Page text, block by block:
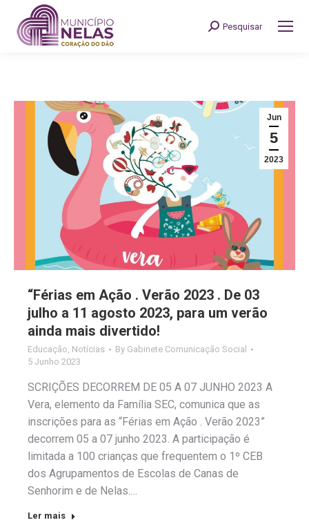
Search:
Pesquisar
Jun
5
2023
“Férias em Ação . Verão 2023 . De 03
julho a 11 agosto 2023, para um verão
ainda mais divertido!
Educação Notícias By Gabinete Comunicação Social
5 Junho 2023
SCRIÇÕES DECORREM DE 05 A 07 JUNHO 2023 A
Vera, elemento da Família SEC, comunica que as
inscrições para as “Férias em Ação . Verão 2023”
decorrem 05 a 07 junho 2023. A participação é
limitada a 100 crianças que frequentem o 1º CEB
dos Agrupamentos de Escolas de Canas de
Senhorim e de Nelas.…
Ler mais